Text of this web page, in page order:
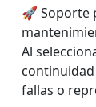
🚀 Soporte
Al
fallas o